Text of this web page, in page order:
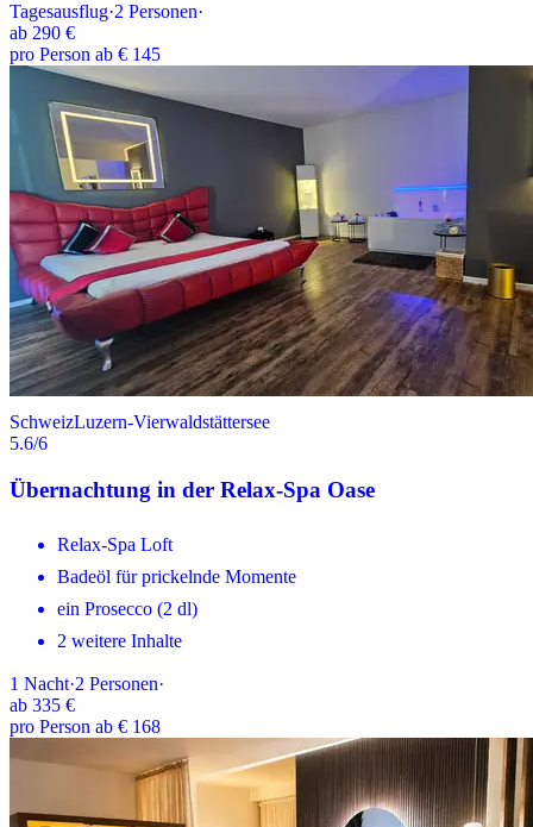
Tagesausflug·2 Personen·
ab 290 €
pro Person ab € 145
SchweizLuzern-Vierwaldstättersee
5.6/6
Übernachtung in der Relax-Spa Oase
Relax-Spa Loft
Badeöl für prickelnde Momente
ein Prosecco (2 dl)
2 weitere Inhalte
1 Nacht·2 Personen·
ab 335 €
pro Person ab € 168